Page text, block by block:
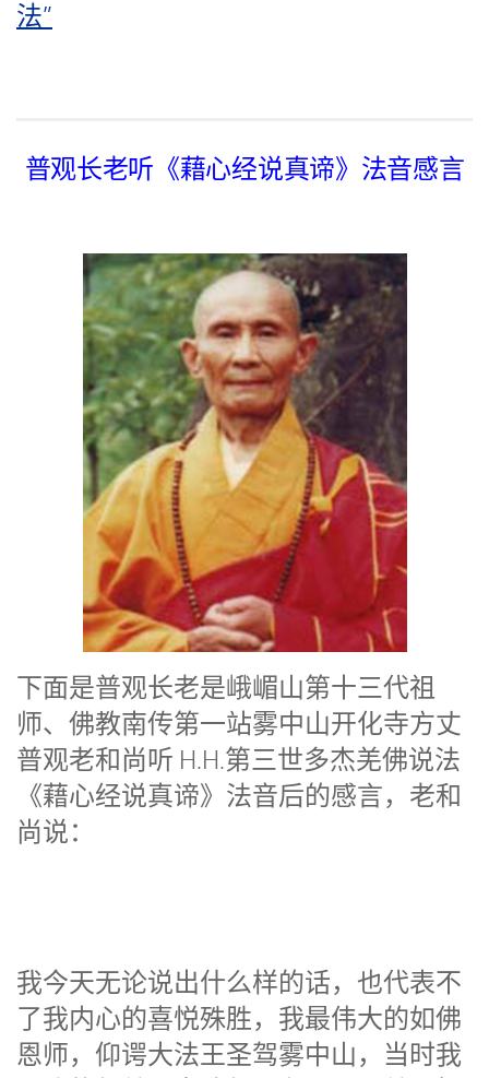
法”
普观长老听《藉心经说真谛》法音感言
下面是普观长老是峨嵋山第十三代祖
师、佛教南传第一站雾中山开化寺方丈
普观老和尚听 H.H.第三世多杰羌佛说法
《藉心经说真谛》法音后的感言，老和
尚说：
我今天无论说出什么样的话，也代表不
了我内心的喜悦殊胜，我最伟大的如佛
恩师，仰谔大法王圣驾雾中山，当时我